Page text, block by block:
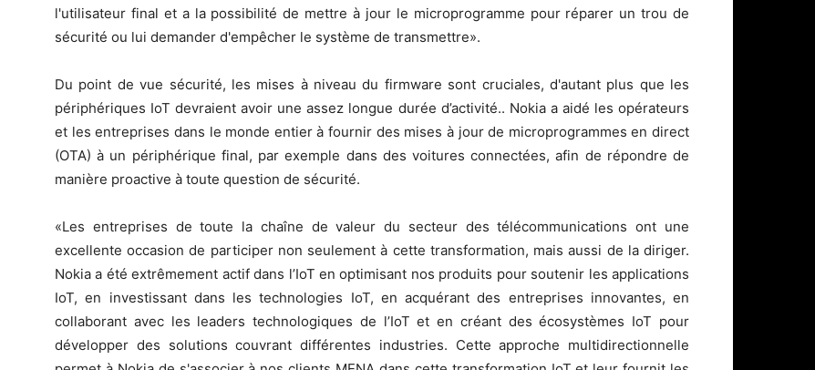
l'utilisateur final et a la possibilité de mettre à jour le microprogramme pour réparer un trou de
sécurité ou lui demander d'empêcher le système de transmettre».
Du point de vue sécurité, les mises à niveau du firmware sont cruciales, d'autant plus que les
périphériques IoT devraient avoir une assez longue durée d’activité.. Nokia a aidé les opérateurs
et les entreprises dans le monde entier à fournir des mises à jour de microprogrammes en direct
(OTA) à un périphérique final, par exemple dans des voitures connectées, afin de répondre de
manière proactive à toute question de sécurité.
«Les entreprises de toute la chaîne de valeur du secteur des télécommunications ont une
excellente occasion de participer non seulement à cette transformation, mais aussi de la diriger.
Nokia a été extrêmement actif dans l’IoT en optimisant nos produits pour soutenir les applications
IoT, en investissant dans les technologies IoT, en acquérant des entreprises innovantes, en
collaborant avec les leaders technologiques de l’IoT et en créant des écosystèmes IoT pour
développer des solutions couvrant différentes industries. Cette approche multidirectionnelle